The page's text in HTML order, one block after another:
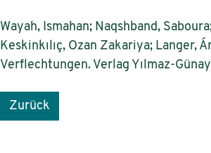
Wayah, Ismahan; Naqshband,
Keskinkılıç, Ozan Zakariya;
Verflechtungen. Verlag Yılmaz-
Zurück